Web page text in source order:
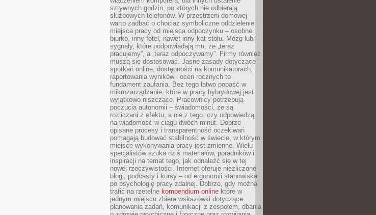
sztywnych godzin, po których nie odbierają
służbowych telefonów. W przestrzeni domowej
warto zadbać o chociaż symboliczne oddzielenie
miejsca pracy od miejsca odpoczynku – osobne
biurko, inny fotel, nawet inny kąt stołu. Mózg lubi
sygnały, które podpowiadają mu, że „teraz
pracujemy”, a „teraz odpoczywamy”. Firmy również
muszą się dostosować. Jasne zasady dotyczące
spotkań online, dostępności na komunikatorach,
raportowania wyników i ocen rocznych to
fundament zaufania. Bez tego łatwo popaść w
mikrozarządzanie, które w pracy hybrydowej jest
wyjątkowo niszczące. Pracownicy potrzebują
poczucia autonomii – świadomości, że są
rozliczani z efektu, a nie z tego, czy odpowiedzą
na wiadomość w ciągu dwóch minut. Dobrze
opisane procesy i transparentność oczekiwań
pomagają budować stabilność w świecie, w którym
miejsce wykonywania pracy jest zmienne. Wielu
specjalistów szuka dziś materiałów, poradników i
inspiracji na temat tego, jak odnaleźć się w tej
nowej rzeczywistości. Internet oferuje niezliczone
blogi, podcasty i kursy – od ergonomii stanowiska
po psychologię pracy zdalnej. Dobrze, gdy można
trafić na rzetelne kompendium online które w
jednym miejscu zbiera wskazówki dotyczące
planowania zadań, komunikacji z zespołem, dbania